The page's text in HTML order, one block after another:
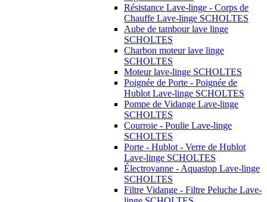
Résistance Lave-linge - Corps de
Chauffe Lave-linge SCHOLTES
Aube de tambour lave linge
SCHOLTES
Charbon moteur lave linge
SCHOLTES
Moteur lave-linge SCHOLTES
Poignée de Porte - Poignée de
Hublot Lave-linge SCHOLTES
Pompe de Vidange Lave-linge
SCHOLTES
Courroie - Poulie Lave-linge
SCHOLTES
Porte - Hublot - Verre de Hublot
Lave-linge SCHOLTES
Électrovanne - Aquastop Lave-linge
SCHOLTES
Filtre Vidange - Filtre Peluche Lave-